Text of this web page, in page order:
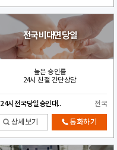
전국 비대면 당일
높은 승인률
24시 친절 간단상담
24시전국당일승인대.. 전국
상세보기 통화하기